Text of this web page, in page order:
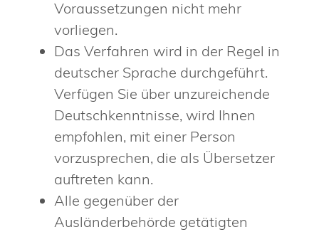
Voraussetzungen nicht mehr
vorliegen.
Das Verfahren wird in der Regel in
deutscher Sprache durchgeführt.
Verfügen Sie über unzureichende
Deutschkenntnisse, wird Ihnen
empfohlen, mit einer Person
vorzusprechen, die als Übersetzer
auftreten kann.
Alle gegenüber der
Ausländerbehörde getätigten